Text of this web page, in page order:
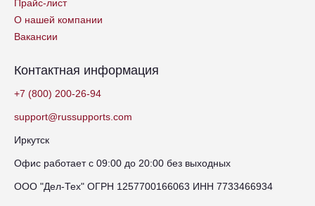
Прайс-лист
О нашей компании
Вакансии
Контактная информация
+7 (800) 200-26-94
support@russupports.com
Иркутск
Офис работает с 09:00 до 20:00 без выходных
ООО "Дел-Тех" ОГРН 1257700166063 ИНН 7733466934